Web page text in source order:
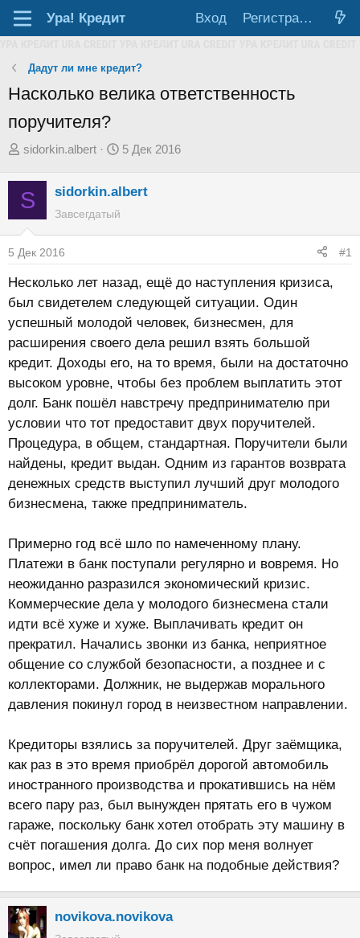
Ура! Кредит Вход Регистрация
Дадут ли мне кредит?
Насколько велика ответственность
поручителя?
А
о
е
м
ы
sidorkin.albert
Д
т
ч
а
л
а
5 Дек 2016
S sidorkin.albert
Завсегдатый
5 Дек 2016 #1
Несколько лет назад, ещё до наступления кризиса,
был свидетелем следующей ситуации. Один
успешный молодой человек, бизнесмен, для
расширения своего дела решил взять большой
кредит. Доходы его, на то время, были на достаточно
высоком уровне, чтобы без проблем выплатить этот
долг. Банк пошёл навстречу предпринимателю при
условии что тот предоставит двух поручителей.
Процедура, в общем, стандартная. Поручители были
найдены, кредит выдан. Одним из гарантов возврата
денежных средств выступил лучший друг молодого
бизнесмена, также предприниматель.
Примерно год всё шло по намеченному плану.
Платежи в банк поступали регулярно и вовремя. Но
неожиданно разразился экономический кризис.
Коммерческие дела у молодого бизнесмена стали
идти всё хуже и хуже. Выплачивать кредит он
прекратил. Начались звонки из банка, неприятное
общение со службой безопасности, а позднее и с
коллекторами. Должник, не выдержав морального
давления покинул город в неизвестном направлении.
Кредиторы взялись за поручителей. Друг заёмщика,
как раз в это время приобрёл дорогой автомобиль
иностранного производства и прокатившись на нём
всего пару раз, был вынужден прятать его в чужом
гараже, поскольку банк хотел отобрать эту машину в
счёт погашения долга. До сих пор меня волнует
вопрос, имел ли право банк на подобные действия?
novikova.novikova